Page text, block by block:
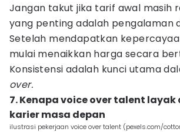
Jangan takut jika tarif awal masih
yang penting adalah pengalaman
Setelah mendapatkan
mulai menaikkan harga secara
Konsistensi adalah kunci utama
over.
7. Kenapa voice over talent
karier masa depan
ilustrasi pekerjaan voice over talent (pexels.com/